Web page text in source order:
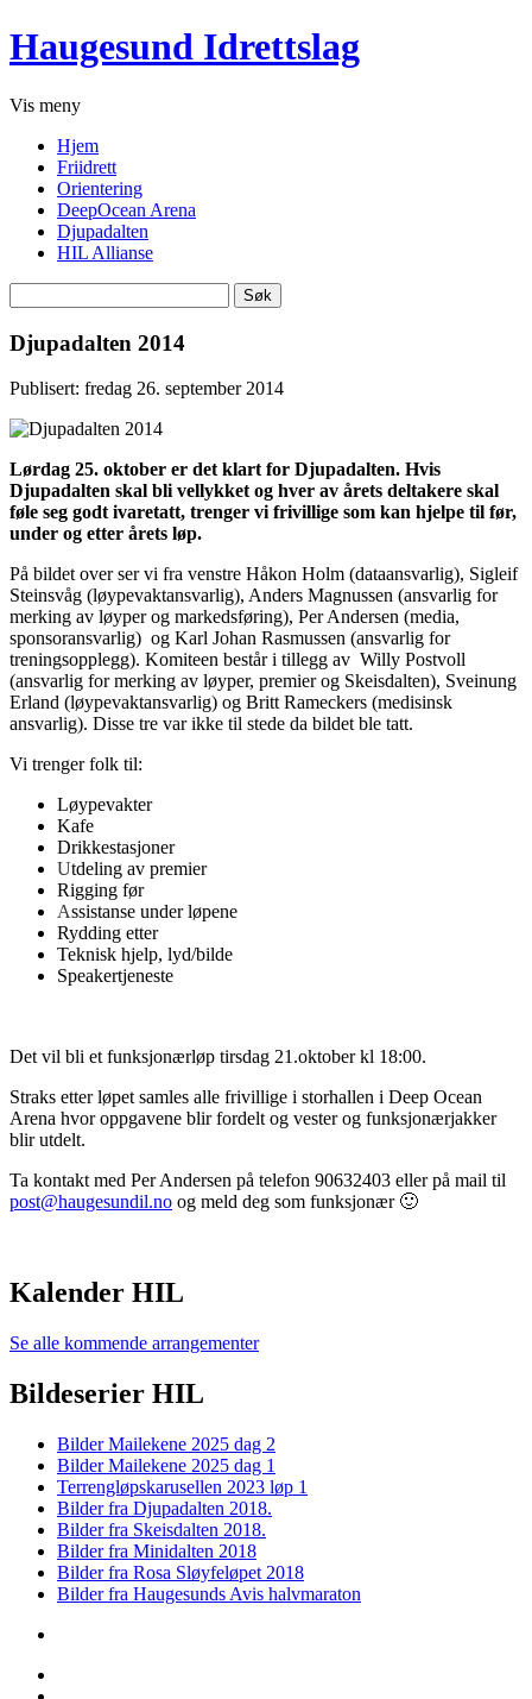
Haugesund Idrettslag
Vis meny
Hjem
Friidrett
Orientering
DeepOcean Arena
Djupadalten
HIL Allianse
etter:
Djupadalten 2014
Publisert: fredag 26. september 2014
Lørdag 25. oktober er det klart for Djupadalten. Hvis
Djupadalten skal bli vellykket og hver av årets deltakere skal
føle seg godt ivaretatt, trenger vi frivillige som kan hjelpe til før,
under og etter årets løp.
På bildet over ser vi fra venstre Håkon Holm (dataansvarlig), Sigleif
Steinsvåg (løypevaktansvarlig), Anders Magnussen (ansvarlig for
merking av løyper og markedsføring), Per Andersen (media,
sponsoransvarlig) og Karl Johan Rasmussen (ansvarlig for
treningsopplegg). Komiteen består i tillegg av Willy Postvoll
(ansvarlig for merking av løyper, premier og Skeisdalten), Sveinung
Erland (løypevaktansvarlig) og Britt Rameckers (medisinsk
ansvarlig). Disse tre var ikke til stede da bildet ble tatt.
Vi trenger folk til:
Løypevakter
Kafe
Drikkestasjoner
Utdeling av premier
Rigging før
Assistanse under løpene
Rydding etter
Teknisk hjelp, lyd/bilde
Speakertjeneste
Det vil bli et funksjonærløp tirsdag 21.oktober kl 18:00.
Straks etter løpet samles alle frivillige i storhallen i Deep Ocean
Arena hvor oppgavene blir fordelt og vester og funksjonærjakker
blir utdelt.
Ta kontakt med Per Andersen på telefon 90632403 eller på mail til
post@haugesundil.no og meld deg som funksjonær 🙂
Kalender HIL
Se alle kommende arrangementer
Bildeserier HIL
Bilder Mailekene 2025 dag 2
Bilder Mailekene 2025 dag 1
Terrengløpskarusellen 2023 løp 1
Bilder fra Djupadalten 2018.
Bilder fra Skeisdalten 2018.
Bilder fra Minidalten 2018
Bilder fra Rosa Sløyfeløpet 2018
Bilder fra Haugesunds Avis halvmaraton